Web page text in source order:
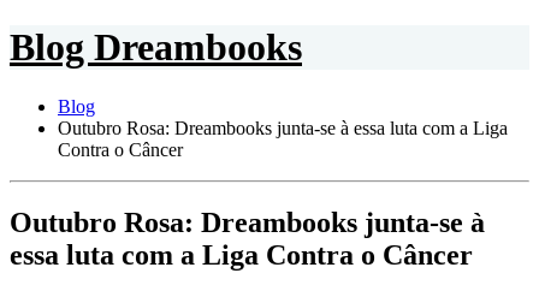
Blog Dreambooks
Blog
Outubro Rosa: Dreambooks junta-se à essa luta com a Liga
Contra o Câncer
Outubro Rosa: Dreambooks junta-se à
essa luta com a Liga Contra o Câncer